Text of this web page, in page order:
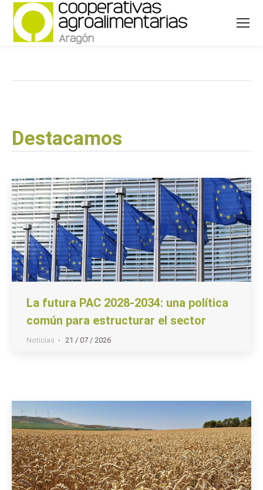
Destacamos
La futura PAC 2028-2034: una política
común para estructurar el sector
Noticias 21 / 07 / 2026